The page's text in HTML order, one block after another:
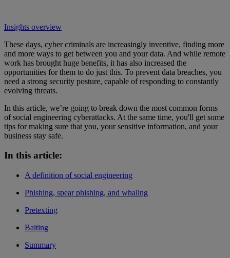
Insights overview
These days, cyber criminals are increasingly inventive, finding more
and more ways to get between you and your data. And while remote
work has brought huge benefits, it has also increased the
opportunities for them to do just this. To prevent data breaches, you
need a strong security posture, capable of responding to constantly
evolving threats.
In this article, we’re going to break down the most common forms
of social engineering cyberattacks. At the same time, you'll get some
tips for making sure that you, your sensitive information, and your
business stay safe.
In this article:
A definition of social engineering
Phishing, spear phishing, and whaling
Pretexting
Baiting
Summary